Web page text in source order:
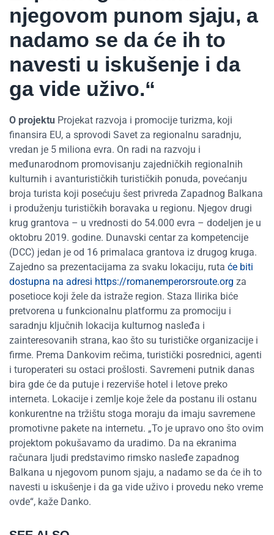
njegovom punom sjaju, a
nadamo se da će ih to
navesti u iskušenje i da
ga vide uživo.“
O projektu Projekat razvoja i promocije turizma, koji
finansira EU, a sprovodi Savet za regionalnu saradnju,
vredan je 5 miliona evra. On radi na razvoju i
međunarodnom promovisanju zajedničkih regionalnih
kulturnih i avanturističkih turističkih ponuda, povećanju
broja turista koji posećuju šest privreda Zapadnog Balkana
i produženju turističkih boravaka u regionu. Njegov drugi
krug grantova – u vrednosti do 54.000 evra – dodeljen je u
oktobru 2019. godine. Dunavski centar za kompetencije
(DCC) jedan je od 16 primalaca grantova iz drugog kruga.
Zajedno sa prezentacijama za svaku lokaciju, ruta će biti
dostupna na adresi https://romanemperorsroute.org za
posetioce koji žele da istraže region. Staza Ilirika biće
pretvorena u funkcionalnu platformu za promociju i
saradnju ključnih lokacija kulturnog nasleđa i
zainteresovanih strana, kao što su turističke organizacije i
firme. Prema Dankovim rečima, turistički posrednici, agenti
i turoperateri su ostaci prošlosti. Savremeni putnik danas
bira gde će da putuje i rezerviše hotel i letove preko
interneta. Lokacije i zemlje koje žele da postanu ili ostanu
konkurentne na tržištu stoga moraju da imaju savremene
promotivne pakete na internetu. „To je upravo ono što ovim
projektom pokušavamo da uradimo. Da na ekranima
računara ljudi predstavimo rimsko nasleđe zapadnog
Balkana u njegovom punom sjaju, a nadamo se da će ih to
navesti u iskušenje i da ga vide uživo i provedu neko vreme
ovde“, kaže Danko.